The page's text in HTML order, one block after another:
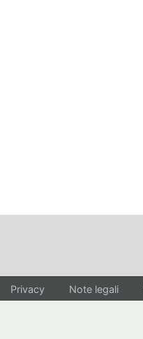
Privacy Note legali